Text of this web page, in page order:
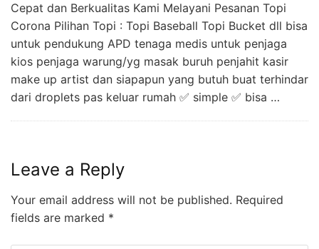
Cepat dan Berkualitas Kami Melayani Pesanan Topi
Corona Pilihan Topi : Topi Baseball Topi Bucket dll bisa
untuk pendukung APD tenaga medis untuk penjaga
kios penjaga warung/yg masak buruh penjahit kasir
make up artist dan siapapun yang butuh buat terhindar
dari droplets pas keluar rumah ✅ simple ✅ bisa …
Leave a Reply
Your email address will not be published. Required
fields are marked *